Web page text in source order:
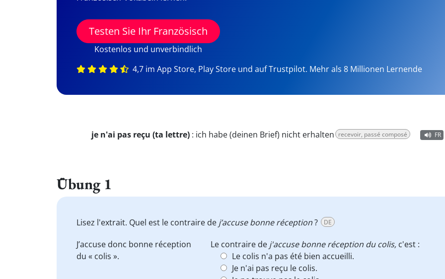
Testen Sie Ihr Französisch
Kostenlos und unverbindlich
4,7 im App Store, Play Store und auf Trustpilot. Mehr als 8 Millionen Lernende
je n'ai pas reçu (ta lettre) : ich habe (deinen Brief) nicht erhalten recevoir, passé composé FR
Übung 1
Lisez l'extrait. Quel est le contraire de j’accuse bonne réception? DE
J’accuse donc bonne réception
du « colis ».
Le contraire de j'accuse bonne réception du colis, c'est :
Le colis n'a pas été bien accueilli.
Je n'ai pas reçu le colis.